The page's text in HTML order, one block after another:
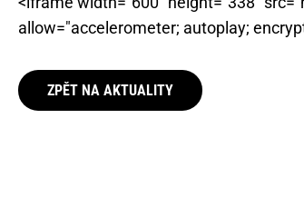
allow="accelerometer; autoplay;
ZPĚT NA AKTUALITY